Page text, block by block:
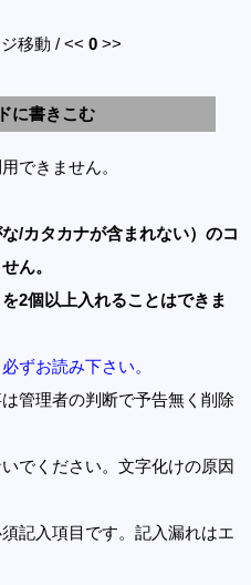
移動 / << 0 >>
に書きこむ
できません。
/カタカナが含まれない）のコ
ん。
を2個以上入れることはできま
ずお読み下さい。
管理者の判断で予告無く削除
でください。文字化けの原因
記入項目です。記入漏れはエ